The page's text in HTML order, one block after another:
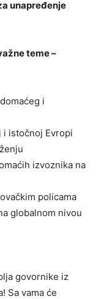
unapređenje
teme –
i
i istočnoj Evropi
izvoznika na
policama
globalnom nivou
govornike iz
Sa vama će